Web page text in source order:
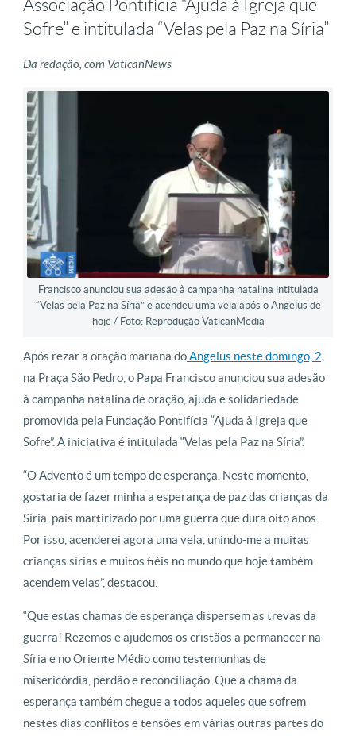
Associação Pontifícia “Ajuda à Igreja que
Sofre” e intitulada “Velas pela Paz na Síria”
Da redação, com VaticanNews
Francisco anunciou sua adesão à campanha natalina intitulada
“Velas pela Paz na Síria” e acendeu uma vela após o Angelus de
hoje / Foto: Reprodução VaticanMedia
Após rezar a oração mariana doAngelus neste domingo, 2,
na Praça São Pedro, o Papa Francisco anunciou sua adesão
à campanha natalina de oração, ajuda e solidariedade
promovida pela Fundação Pontifícia “Ajuda à Igreja que
Sofre”. A iniciativa é intitulada “Velas pela Paz na Síria”.
“O Advento é um tempo de esperança. Neste momento,
gostaria de fazer minha a esperança de paz das crianças da
Síria, país martirizado por uma guerra que dura oito anos.
Por isso, acenderei agora uma vela, unindo-me a muitas
crianças sírias e muitos fiéis no mundo que hoje também
acendem velas”, destacou.
“Que estas chamas de esperança dispersem as trevas da
guerra! Rezemos e ajudemos os cristãos a permanecer na
Síria e no Oriente Médio como testemunhas de
misericórdia, perdão e reconciliação. Que a chama da
esperança também chegue a todos aqueles que sofrem
nestes dias conflitos e tensões em várias outras partes do